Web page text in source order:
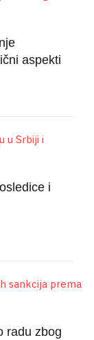
aspekti
i
radu zbog